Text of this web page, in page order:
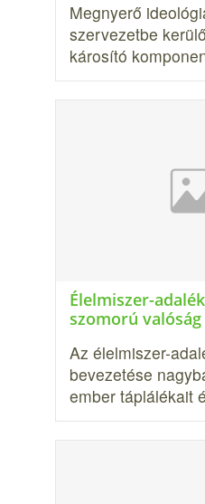
Megnyerő
szervezetbe
károsító
Élelmiszer-
szomorú valóság
Az élelmiszer-
bevezetése
ember táplálékait